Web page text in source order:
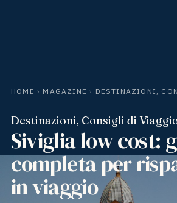
HOME › MAGAZINE › DESTINAZIONI,
Destinazioni, Consigli di
Siviglia low cost:
completa per
in viaggio